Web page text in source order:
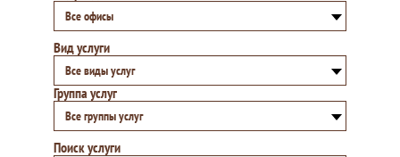
Все офисы
Вид услуги
Все виды услуг
Группа услуг
Все группы услуг
Поиск услуги